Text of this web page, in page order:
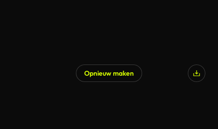
Opnieuw maken